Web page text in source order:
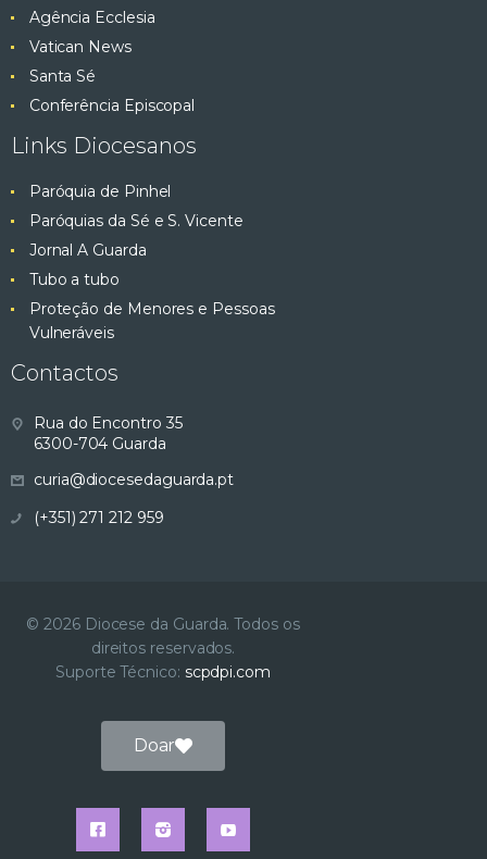
Agência Ecclesia
Vatican News
Santa Sé
Conferência Episcopal
Links Diocesanos
Paróquia de Pinhel
Paróquias da Sé e S. Vicente
Jornal A Guarda
Tubo a tubo
Proteção de Menores e Pessoas
Vulneráveis
Contactos
Rua do Encontro 35
6300-704 Guarda
curia@diocesedaguarda.pt
(+351) 271 212 959
© 2026 Diocese da Guarda. Todos os
direitos reservados.
Suporte Técnico: scpdpi.com
Doar